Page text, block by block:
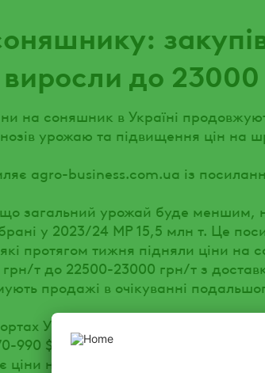
виросли до
на соняшник в Україні
урожаю та підвищення цін на
agro-business.com.ua із
загальний урожай буде меншим,
у 2023/24 МР 15,5 млн т. Це
протягом тижня підняли ціни на
т до 22500-23000 грн/т з
продажі в очікуванні
України ціни попиту на
990 $/т, а на соняшниковий шрот –
ціни на соняшник.